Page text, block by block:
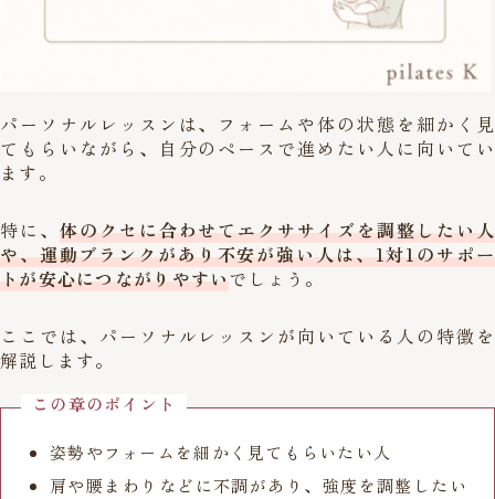
パーソナルレッスンは、フォームや体の状態を細かく見
てもらいながら、自分のペースで進めたい人に向いてい
ます。
特に、 体のクセに合わせてエクササイズを調整したい人
や、運動ブランクがあり不安が強い人は、1対1のサポー
トが安心につながりやすいでしょう。
ここでは、パーソナルレッスンが向いている人の特徴を
解説します。
この章のポイント
姿勢やフォームを細かく見てもらいたい人
肩や腰まわりなどに不調があり、強度を調整したい